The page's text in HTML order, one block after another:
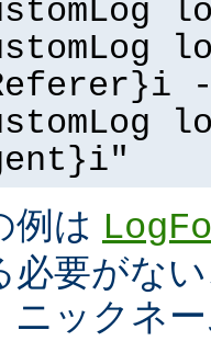
-
例は
必要がな
ニックネ